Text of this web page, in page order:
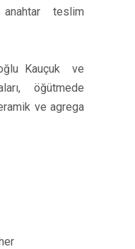
anahtar teslim
Kauçuk ve
öğütmede
ve agrega